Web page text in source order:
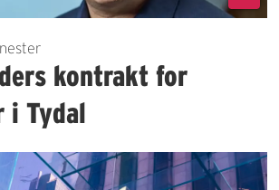
kontrakt for
i Tydal